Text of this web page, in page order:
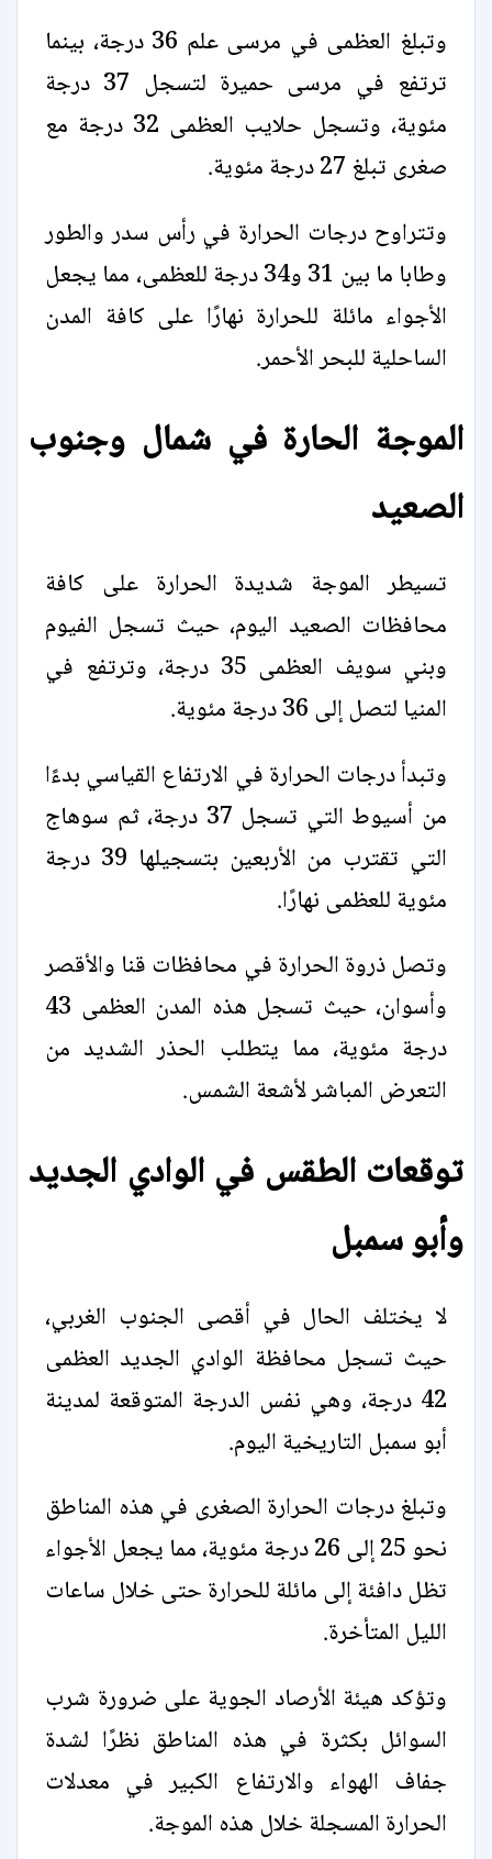
وتبلغ العظمى في مرسى علم 36 درجة، بينما
ترتفع في مرسى حميرة لتسجل 37 درجة
مئوية، وتسجل حلايب العظمى 32 درجة مع
صغرى تبلغ 27 درجة مئوية.
وتتراوح درجات الحرارة في رأس سدر والطور
وطابا ما بين 31 و34 درجة للعظمى، مما يجعل
الأجواء مائلة للحرارة نهارًا على كافة المدن
الساحلية للبحر الأحمر.
الموجة الحارة في شمال وجنوب
الصعيد
تسيطر الموجة شديدة الحرارة على كافة
محافظات الصعيد اليوم، حيث تسجل الفيوم
وبني سويف العظمى 35 درجة، وترتفع في
المنيا لتصل إلى 36 درجة مئوية.
وتبدأ درجات الحرارة في الارتفاع القياسي بدءًا
من أسيوط التي تسجل 37 درجة، ثم سوهاج
التي تقترب من الأربعين بتسجيلها 39 درجة
مئوية للعظمى نهارًا.
وتصل ذروة الحرارة في محافظات قنا والأقصر
وأسوان، حيث تسجل هذه المدن العظمى 43
درجة مئوية، مما يتطلب الحذر الشديد من
التعرض المباشر لأشعة الشمس.
توقعات الطقس في الوادي الجديد
وأبو سمبل
لا يختلف الحال في أقصى الجنوب الغربي،
حيث تسجل محافظة الوادي الجديد العظمى
42 درجة، وهي نفس الدرجة المتوقعة لمدينة
أبو سمبل التاريخية اليوم.
وتبلغ درجات الحرارة الصغرى في هذه المناطق
نحو 25 إلى 26 درجة مئوية، مما يجعل الأجواء
تظل دافئة إلى مائلة للحرارة حتى خلال ساعات
الليل المتأخرة.
وتؤكد هيئة الأرصاد الجوية على ضرورة شرب
السوائل بكثرة في هذه المناطق نظرًا لشدة
جفاف الهواء والارتفاع الكبير في معدلات
الحرارة المسجلة خلال هذه الموجة.